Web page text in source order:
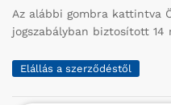
Az alábbi gombra kattintva
jogszabályban biztosított 14
Elállás a szerződéstől